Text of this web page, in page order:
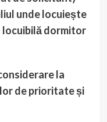
unde locuiește
dormitor
la
de prioritate și